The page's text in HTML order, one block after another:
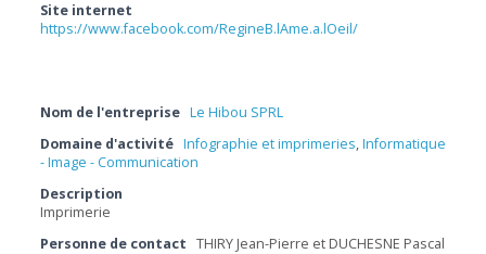
Site internet
https://www.facebook.com/RegineB.lAme.a.lOeil/
Nom de l'entreprise Le Hibou SPRL
Domaine d'activité Infographie et imprimeries,Informatique
- Image - Communication
Description
Imprimerie
Personne de contact THIRY Jean-Pierre et DUCHESNE Pascal